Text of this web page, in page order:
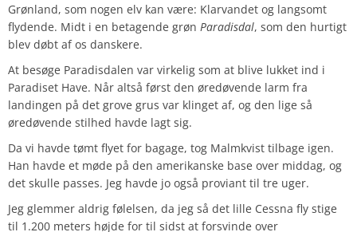
Grønland, som nogen elv kan være: Klarvandet og langsomt
flydende. Midt i en betagende grøn Paradisdal, som den hurtigt
blev døbt af os danskere.
At besøge Paradisdalen var virkelig som at blive lukket ind i
Paradiset Have. Når altså først den øredøvende larm fra
landingen på det grove grus var klinget af, og den lige så
øredøvende stilhed havde lagt sig.
Da vi havde tømt flyet for bagage, tog Malmkvist tilbage igen.
Han havde et møde på den amerikanske base over middag, og
det skulle passes. Jeg havde jo også proviant til tre uger.
Jeg glemmer aldrig følelsen, da jeg så det lille Cessna fly stige
til 1.200 meters højde for til sidst at forsvinde over